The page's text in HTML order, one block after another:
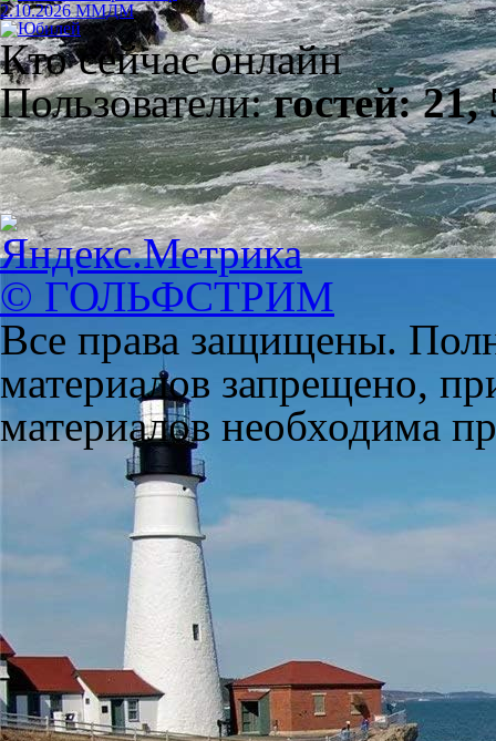
2.10.2026 ММДМ
Кто сейчас онлайн
Пользователи:гостей: 21,
© ГОЛЬФСТРИМ
Все права защищены.
материалов запрещено,
материалов необходима